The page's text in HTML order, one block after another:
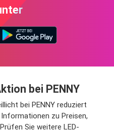
bei PENNY
bei PENNY reduziert
zu Preisen,
Sie weitere LED-